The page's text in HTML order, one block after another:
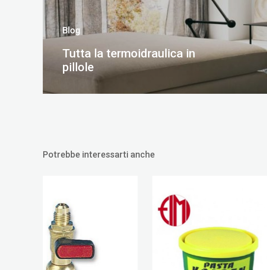
Blog
Tutta la termoidraulica in
pillole
Potrebbe interessarti anche